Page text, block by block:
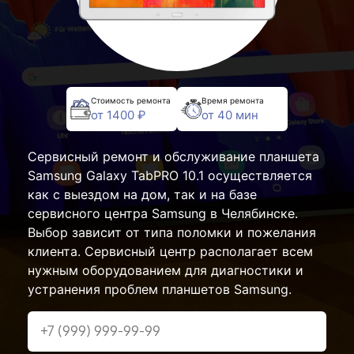
Стоимость ремонта
от 1400 ₽
Время ремонта
от 40 мин
Сервисный ремонт и обслуживание планшета
Samsung Galaxy TabPRO 10.1 осуществляется
как с выездом на дом, так и на базе
сервисного центра Samsung в Челябинске.
Выбор зависит от типа поломки и пожелания
клиента. Сервисный центр располагает всем
нужным оборудованием для диагностики и
устранения проблем планшетов Samsung.